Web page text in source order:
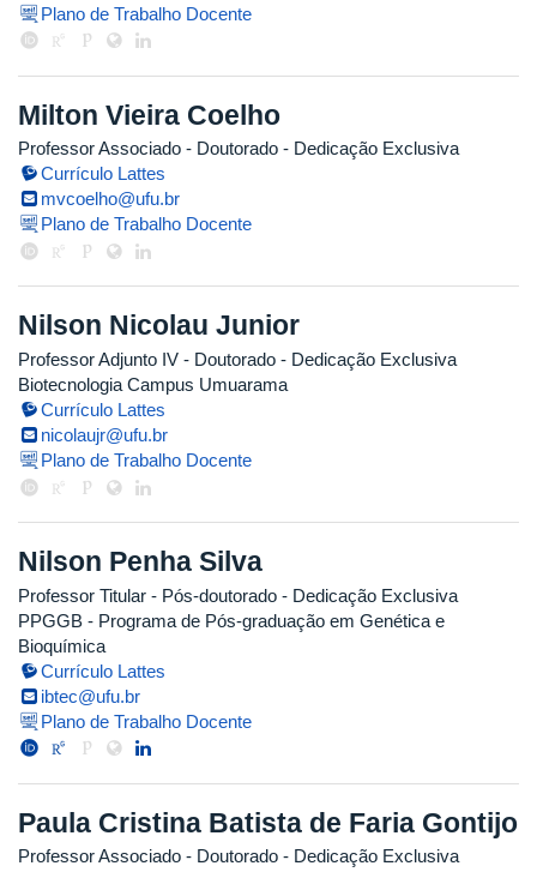
Plano de Trabalho Docente
Milton Vieira Coelho
Professor Associado - Doutorado - Dedicação Exclusiva
Currículo Lattes
mvcoelho@ufu.br
Plano de Trabalho Docente
Nilson Nicolau Junior
Professor Adjunto IV - Doutorado - Dedicação Exclusiva
Biotecnologia Campus Umuarama
Currículo Lattes
nicolaujr@ufu.br
Plano de Trabalho Docente
Nilson Penha Silva
Professor Titular - Pós-doutorado - Dedicação Exclusiva
PPGGB - Programa de Pós-graduação em Genética e
Bioquímica
Currículo Lattes
ibtec@ufu.br
Plano de Trabalho Docente
Paula Cristina Batista de Faria Gontijo
Professor Associado - Doutorado - Dedicação Exclusiva